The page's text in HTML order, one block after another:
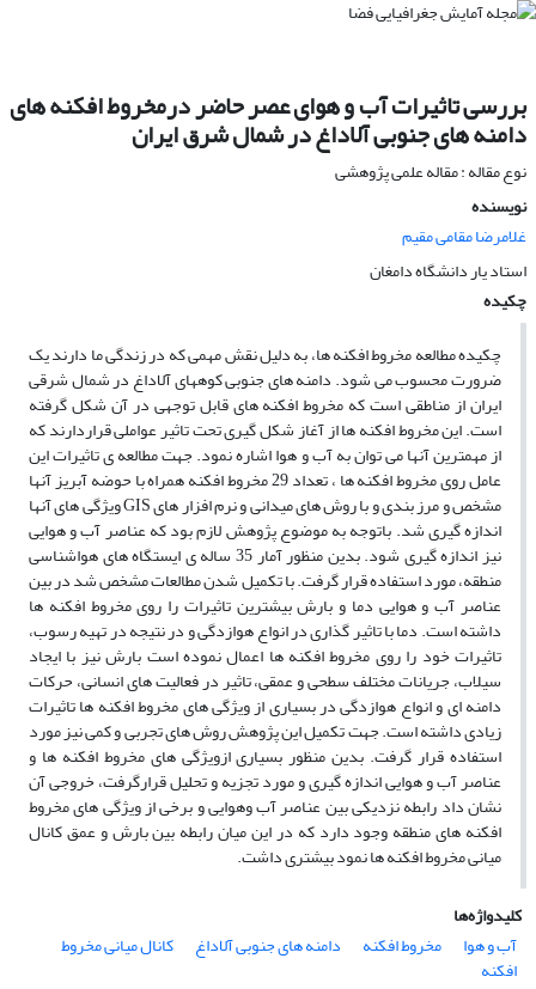
بررسی تاثیرات آب و هوای عصر حاضر درمخروط افکنه های
دامنه های جنوبی آلاداغ در شمال شرق ایران
نوع مقاله : مقاله علمی پژوهشی
نویسنده
غلامرضا مقامی مقیم
استاد یار دانشگاه دامغان
چکیده
چکیده مطالعه مخروط افکنه ها، به دلیل نقش مهمی که در زندگی ما دارند یک
ضرورت محسوب می شود. دامنه های جنوبی کوههای آلاداغ در شمال شرقی
ایران از مناطقی است که مخروط افکنه های قابل توجهی در آن شکل گرفته
است. این مخروط افکنه ها از آغاز شکل گیری تحت تاثیر عواملی قراردارند که
از مهمترین آنها می توان به آب و هوا اشاره نمود. جهت مطالعه ی تاثیرات این
عامل روی مخروط افکنه ها ، تعداد 29 مخروط افکنه همراه با حوضه آبریز آنها
مشخص و مرز بندی و با روش های میدانی و نرم افزار های GIS ویژگی های آنها
اندازه گیری شد. باتوجه به موضوع پژوهش لازم بود که عناصر آب و هوایی
نیز اندازه گیری شود. بدین منظور آمار 35 ساله ی ایستگاه های هواشناسی
منطقه، مورد استفاده قرار گرفت. با تکمیل شدن مطالعات مشخص شد در بین
عناصر آب و هوایی دما و بارش بیشترین تاثیرات را روی مخروط افکنه ها
داشته است. دما با تاثیر گذاری در انواع هوازدگی و در نتیجه در تهیه رسوب،
تاثیرات خود را روی مخروط افکنه ها اعمال نموده است بارش نیز با ایجاد
سیلاب، جریانات مختلف سطحی و عمقی، تاثیر در فعالیت های انسانی، حرکات
دامنه ای و انواع هوازدگی در بسیاری از ویژگی های مخروط افکنه ها تاثیرات
زیادی داشته است. جهت تکمیل این پژوهش روش های تجربی و کمی نیز مورد
استفاده قرار گرفت. بدین منظور بسیاری ازویژگی های مخروط افکنه ها و
عناصر آب و هوایی اندازه گیری و مورد تجزیه و تحلیل قرارگرفت، خروجی آن
نشان داد رابطه نزدیکی بین عناصر آب وهوایی و برخی از ویژگی های مخروط
افکنه های منطقه وجود دارد که در این میان رابطه بین بارش و عمق کانال
میانی مخروط افکنه ها نمود بیشتری داشت.
کلیدواژه‌ها
آب و هوا
مخروط افکنه دامنه های جنوبی آلاداغ کانال میانی مخروط
افکنه